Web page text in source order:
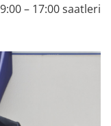
– 17:00 saatleri